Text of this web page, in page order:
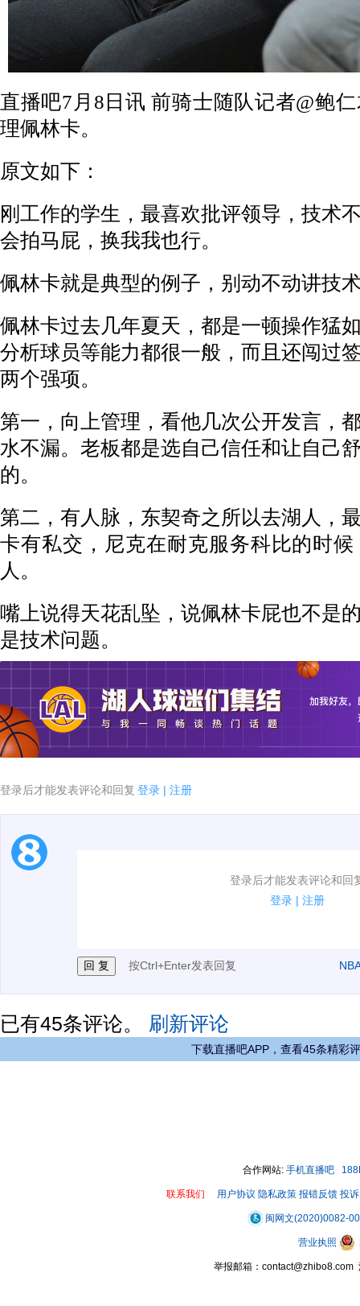
直播吧7月8日讯 前骑士随队记者@鲍
理佩林卡。
原文如下：
刚工作的学生，最喜欢批评领导，技术
会拍马屁，换我我也行。
佩林卡就是典型的例子，别动不动讲技
佩林卡过去几年夏天，都是一顿操作猛
分析球员等能力都很一般，而且还闯过
两个强项。
第一，向上管理，看他几次公开发言，
水不漏。老板都是选自己信任和让自己
的。
第二，有人脉，东契奇之所以去湖人，
卡有私交，尼克在耐克服务科比的时
人。
嘴上说得天花乱坠，说佩林卡屁也不是
是技术问题。
登录后才能发表评论和回复 登录 | 注册
登录后才能发表评论和回
登录 | 注册
1.电脑端新用户可以发表评论了！
按Ctrl+Enter发表回复
已有45条评论。 刷新评论
下载直播吧APP，查看45条精彩
合作网站: 手机直播吧
联系我们 用户协议 隐私政策 报错反馈 投
闽网文(2020)0082-
营业执照
举报邮箱：